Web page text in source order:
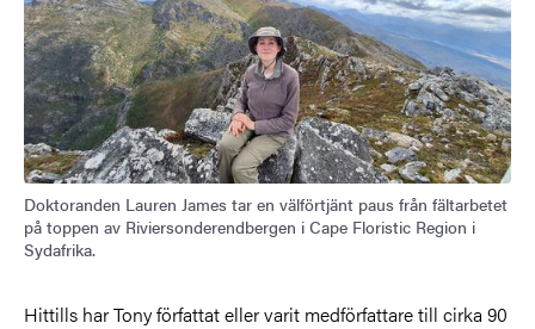
Doktoranden Lauren James tar en välförtjänt paus från fältarbetet
på toppen av Riviersonderendbergen i Cape Floristic Region i
Sydafrika.
Hittills har Tony författat eller varit medförfattare till cirka 90